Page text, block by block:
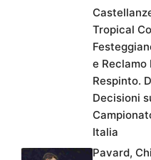
Tropical
e Reclamo
Respinto.
Decisioni
Italia
Pavard,